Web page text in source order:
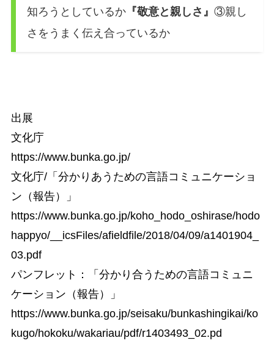
知ろうとしているか『敬意と親しさ』 ③親し
さをうまく伝え合っているか
出展
文化庁
https://www.bunka.go.jp/
文化庁/「分かりあうための言語コミュニケーショ
ン（報告）」
https://www.bunka.go.jp/koho_hodo_oshirase/hodo
happyo/__icsFiles/afieldfile/2018/04/09/a1401904_
03.pdf
パンフレット：「分かり合うための言語コミュニ
ケーション（報告）」
https://www.bunka.go.jp/seisaku/bunkashingikai/ko
kugo/hokoku/wakariau/pdf/r1403493_02.pd